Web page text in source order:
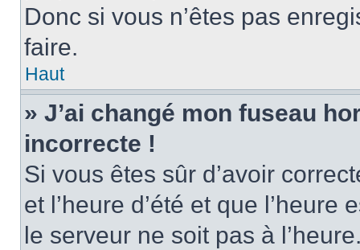
Donc si vous n’êtes pas
faire.
Haut
» J’ai changé mon fuseau
incorrecte !
Si vous êtes sûr d’avoir
et l’heure d’été et que
le serveur ne soit pas à